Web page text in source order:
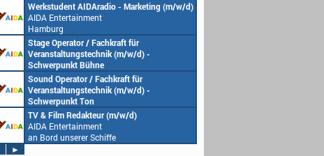
Werkstudent AIDAradio - Marketing (m/w/d)
AIDA Entertainment
Hamburg
Stage Operator / Fachkraft für
Veranstaltungstechnik (m/w/d) -
Schwerpunkt Bühne
AIDA Entertainment
an Bord unserer Schiffe
Sound Operator / Fachkraft für
Veranstaltungstechnik (m/w/d) -
Schwerpunkt Ton
AIDA Entertainment
an Bord unserer Schiffe
TV & Film Redakteur (m/w/d)
AIDA Entertainment
an Bord unserer Schiffe
►